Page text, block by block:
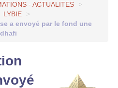
- ACTUALITES
>
LYBIE
>
a envoyé par le fond une